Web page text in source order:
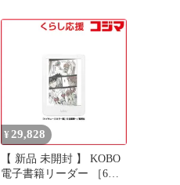
ライトカット 光沢タイプ
¥ 29,828
【 新品 未開封 】 KOBO
電子書籍リーダー ［6イ